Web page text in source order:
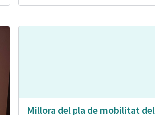
Millora del pla de mobilitat del